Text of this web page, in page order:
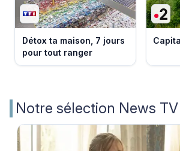
Détox ta maison, 7 jours
pour tout ranger
Notre sélection News TV